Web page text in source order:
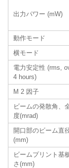
出力パワー (mW)
動作モード
横モード
電力安定性 (rms,
4 hours)
M 2 因子
ビームの発散角、
度(mrad)
開口部のビーム直
(mm)
ビームプリント基
さ(mm)